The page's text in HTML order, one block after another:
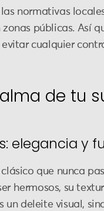
normativas
públicas. Así
cualquier
de tu
elegancia y
que nunca
hermosos, su
un deleite visual,